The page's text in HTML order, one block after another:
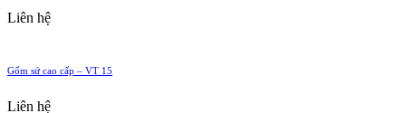
Liên hệ
Gốm sứ cao cấp – VT 15
Liên hệ